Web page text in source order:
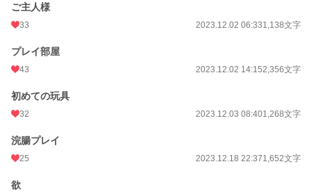
ご主人様
33 2023.12.02 06:331,138文字
プレイ部屋
43 2023.12.02 14:152,356文字
初めての玩具
32 2023.12.03 08:401,268文字
浣腸プレイ
25 2023.12.18 22:371,652文字
欲